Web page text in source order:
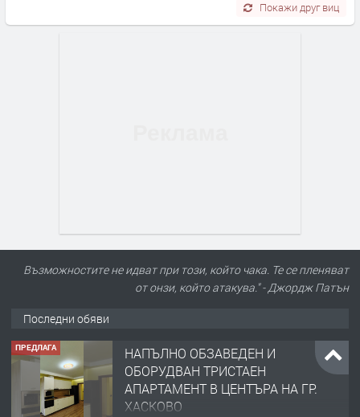
Покажи друг виц
Възможностите не идват при този, който чака. Те се пленяват
от онзи, който атакува." - Джордж Патън
Последни обяви
ПРЕДЛАГА
НАПЪЛНО ОБЗАВЕДЕН И
ОБОРУДВАН ТРИСТАЕН
АПАРТАМЕНТ В ЦЕНТЪРА НА ГР.
ХАСКОВО